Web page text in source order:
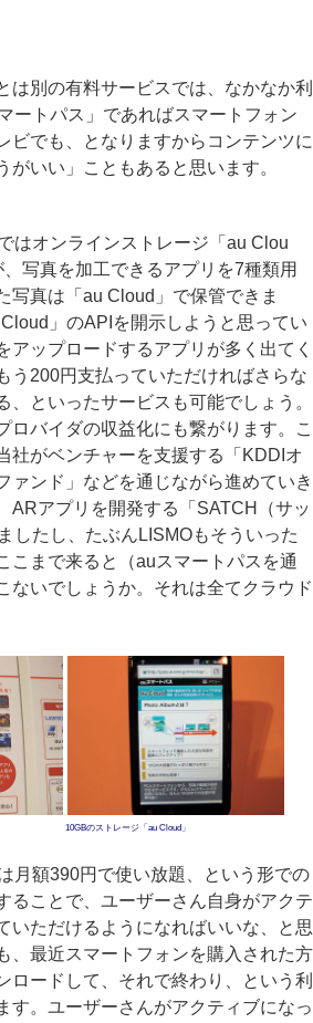
別の有料サービスでは、なかなか利
ートパス」であればスマートフォン
ビでも、となりますからコンテンツに
がいい」こともあると思います。
はオンラインストレージ「au Clou
写真を加工できるアプリを7種類用
写真は「au Cloud」で保管できま
」のAPIを開示しようと思ってい
アップロードするアプリが多く出てく
う200円支払っていただければさらな
、といったサービスも可能でしょう。
ロバイダの収益化にも繋がります。こ
社がベンチャーを支援する「KDDIオ
ァンド」などを通じながら進めていき
ARアプリを開発する「SATCH（サッ
したし、たぶんLISMOもそういった
こまで来ると（auスマートパスを通
ないでしょうか。それは全てクラウド
10GBのストレージ「au Cloud」
月額390円で使い放題、という形での
ることで、ユーザーさん自身がアクテ
いただけるようになればいいな、と思
、最近スマートフォンを購入された方
ロードして、それで終わり、という利
す。ユーザーさんがアクティブになっ